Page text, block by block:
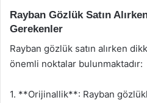
Rayban Gözlük Satın
Gerekenler
Rayban gözlük satın alırken
önemli noktalar bulunmaktadır:
1. **Orijinallik**: Rayban